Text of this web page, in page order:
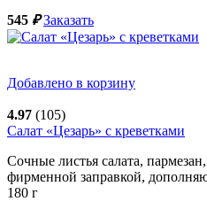
545 ₽ Заказать
Добавлено в корзину
4.97 (105)
Салат «Цезарь» с креветками
Сочные листья салата,
фирменной заправкой,
180 г